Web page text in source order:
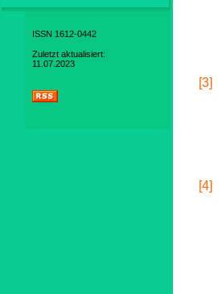
ISSN 1612-0442
Zuletzt aktualisiert:
11.07.2023
[3]
[4]